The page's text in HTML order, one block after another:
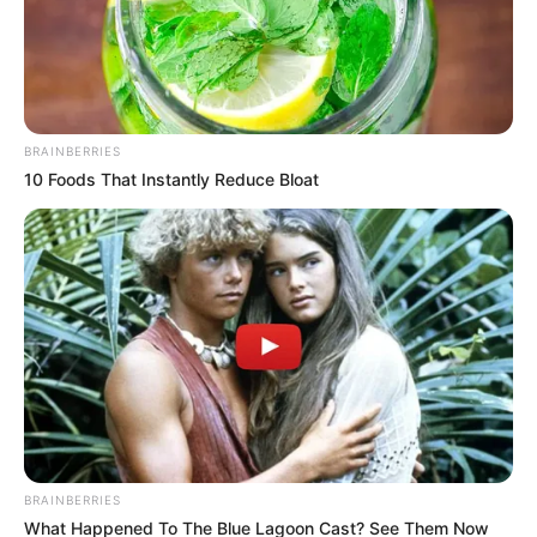
Cortesía
Bolívarland
Por:Andrea Melissa Ascanio De Oro
Diciembre 10, 2025
BRAINBERRIES
10 Foods That Instantly Reduce Bloat
BRAINBERRIES
What Happened To The Blue Lagoon Cast? See Them Now